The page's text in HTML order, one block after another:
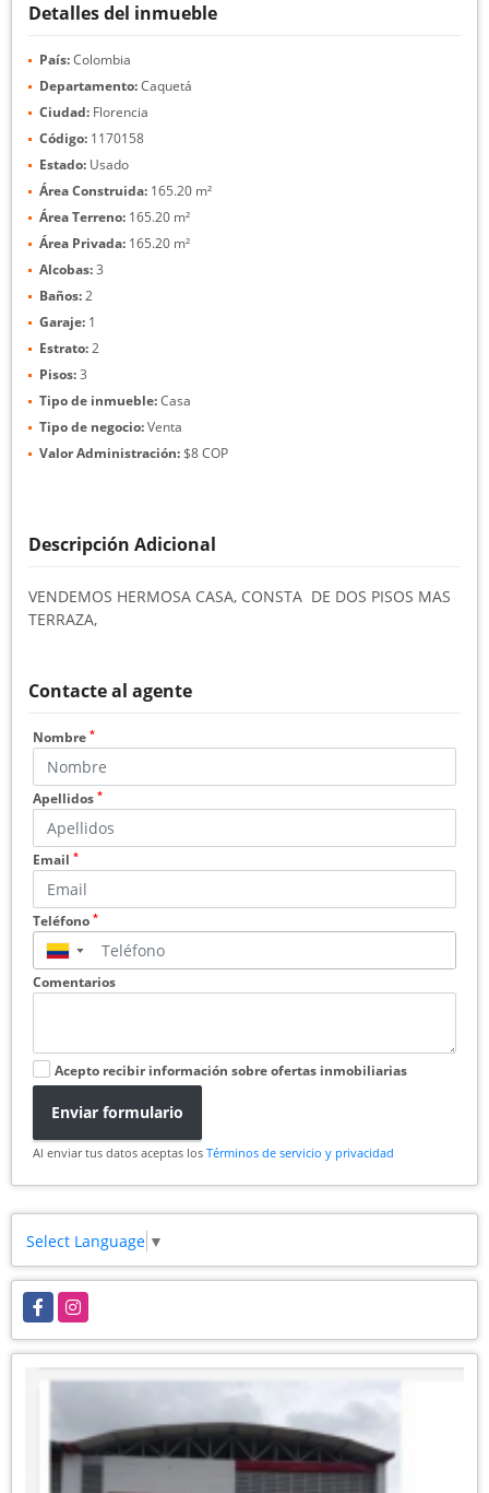
Detalles del inmueble
País:Colombia
Departamento:Caquetá
Ciudad: Florencia
Código: 1170158
Estado: Usado
Área Construida: 165.20 m²
Área Terreno: 165.20 m²
Área Privada: 165.20 m²
Alcobas:3
Baños:2
Garaje: 1
Estrato:2
Pisos:3
Tipo de inmueble:Casa
Tipo de negocio:Venta
Valor Administración:$8 COP
Descripción Adicional
VENDEMOS HERMOSA CASA, CONSTA DE DOS PISOS MAS
TERRAZA,
Contacte al agente
Nombre *
Apellidos *
Email *
Teléfono *
▼
Comentarios
Acepto recibir información sobre ofertas inmobiliarias
Enviar formulario
Al enviar tus datos aceptas los Términos de servicio y privacidad
Select Language ▼
FacebookInstagram